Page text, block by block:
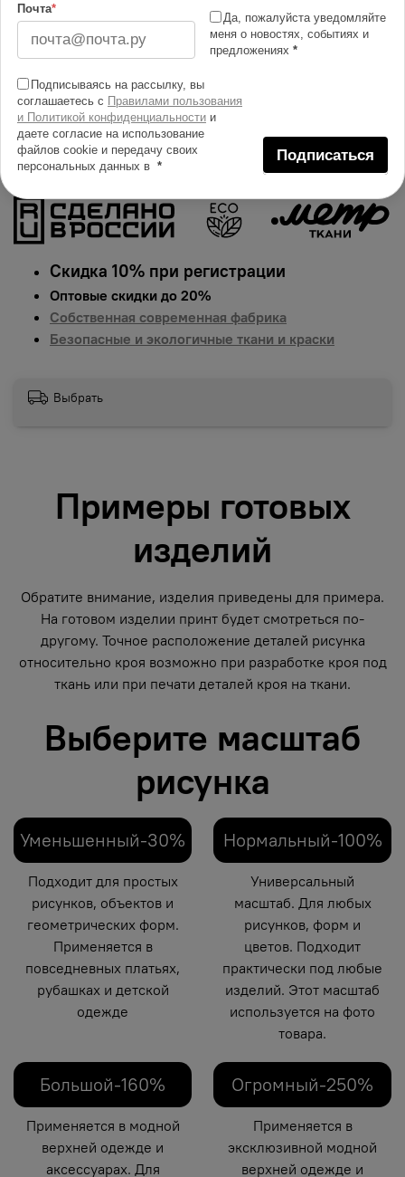
Купить в 1 клик
Добавить в сравнение
Описание тканей
Яркий и сочный принт на ткани интерлок.
Гарантированная долговечность цвета, идеально
подходит для одежды, домашнего текстиля и
аксессуаров. Цена указана за 1 п.м.
Скидка 10% при регистрации
Оптовые скидки до 20%
Собственная современная фабрика
Безопасные и экологичные ткани и краски
Выбрать
Примеры готовых
изделий
Обратите внимание, изделия приведены для примера.
На готовом изделии принт будет смотреться по-
другому. Точное расположение деталей рисунка
относительно кроя возможно при разработке кроя под
ткань или при печати деталей кроя на ткани.
Выберите масштаб
рисунка
Уменьшенный-30%
Подходит для простых
рисунков, объектов и
геометрических форм.
Применяется в
повседневных платьях,
рубашках и детской
одежде
Нормальный-100%
Универсальный
масштаб. Для любых
рисунков, форм и
цветов. Подходит
практически под любые
изделий. Этот масштаб
используется на фото
товара.
Большой-160%
Применяется в модной
верхней одежде и
аксессуарах. Для
Огромный-250%
Применяется в
эксклюзивной модной
верхней одежде и
Почта*
Да, пожалуйста уведомляйте
меня о новостях, событиях и
предложениях *
Подписываясь на рассылку, вы
соглашаетесь с Правилами пользования
и Политикой конфиденциальности и
даете согласие на использование
файлов cookie и передачу своих
персональных данных в *
Подписаться